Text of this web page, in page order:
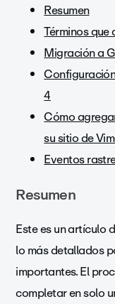
Resumen
Términos
Migración a
4
Cómo
su sitio de
Eventos
Resumen
Este es un artículo
lo más detallados
importantes. El
completar en solo